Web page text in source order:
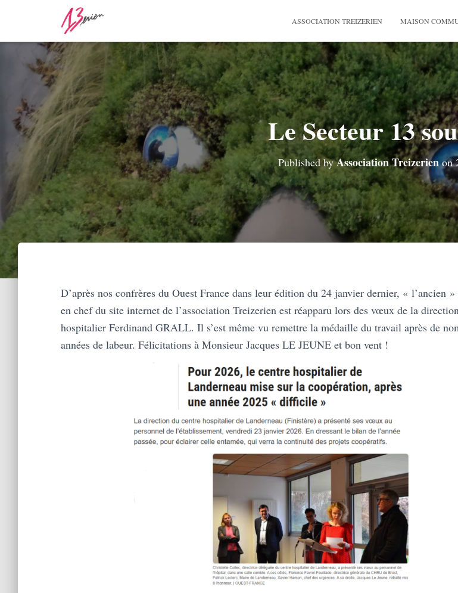
ASSOCIATION TREIZERIEN MAISON
Le Secteur 13
Published byAssociation Treizerienon
D’après nos confrères du Ouest France dans leur édition du 24 janvier dernier, « l’ancien »
en chef du site internet de l’association Treizerien est réapparu lors des vœux de la
hospitalier Ferdinand GRALL. Il s’est même vu remettre la médaille du travail après de
années de labeur. Félicitations à Monsieur Jacques LE JEUNE et bon vent !